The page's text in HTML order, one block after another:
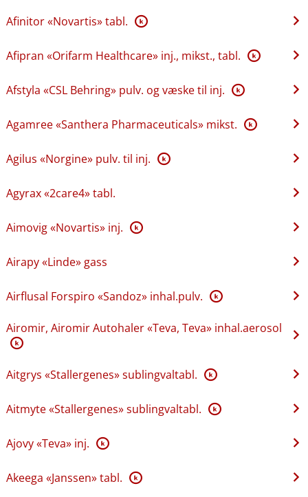
Afinitor «Novartis» tabl. K
Afipran «Orifarm Healthcare» inj., mikst., tabl. K
Afstyla «CSL Behring» pulv. og væske til inj. K
Agamree «Santhera Pharmaceuticals» mikst. K
Agilus «Norgine» pulv. til inj. K
Agyrax «2care4» tabl.
Aimovig «Novartis» inj. K
Airapy «Linde» gass
Airflusal Forspiro «Sandoz» inhal.pulv. K
Airomir, Airomir Autohaler «Teva, Teva» inhal.aerosol
K
Aitgrys «Stallergenes» sublingvaltabl. K
Aitmyte «Stallergenes» sublingvaltabl. K
Ajovy «Teva» inj. K
Akeega «Janssen» tabl. K